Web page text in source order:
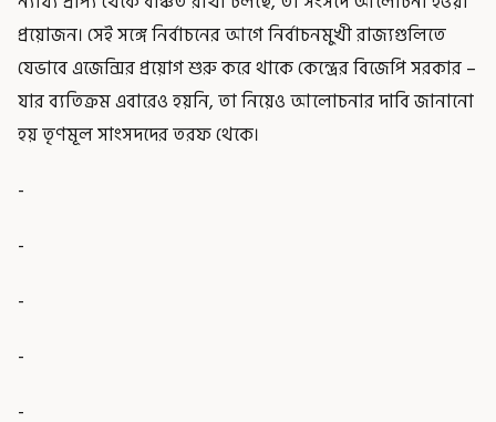
প্রয়োজন। সেই সঙ্গে নির্বাচনের আগে নির্বাচনমুখী রাজ্যগুলিতে
যেভাবে এজেন্সির প্রয়োগ শুরু করে থাকে কেন্দ্রের বিজেপি সরকার –
যার ব্যতিক্রম এবারেও হয়নি, তা নিয়েও আলোচনার দাবি জানানো
হয় তৃণমূল সাংসদদের তরফ থেকে।
-
-
-
-
-